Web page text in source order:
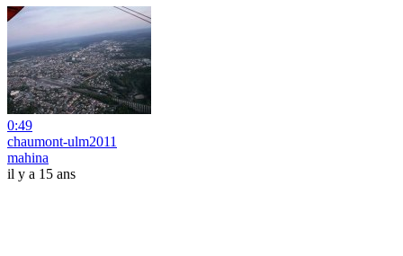
0:49
chaumont-ulm2011
mahina
il y a 15 ans